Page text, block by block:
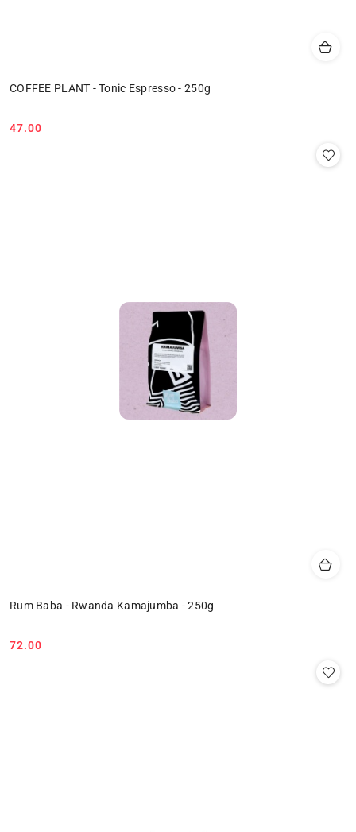
COFFEE PLANT - Tonic Espresso - 250g
Cena:
47.00
Rum Baba - Rwanda Kamajumba - 250g
Cena:
72.00